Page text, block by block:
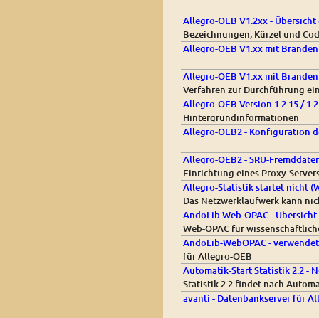
Allegro-OEB V1.2xx -
Bezeichnungen, Kürzel und
Allegro-OEB V1.xx mit
Allegro-OEB V1.xx mit
Verfahren zur Durchführung
Allegro-OEB Version 1.2.15 /
Hintergrundinformationen
Allegro-OEB2 - Konfiguration
Allegro-OEB2 - SRU-
Einrichtung eines Proxy-
Allegro-Statistik startet nicht
Das Netzwerklaufwerk kann
AndoLib Web-OPAC -
Web-OPAC für
AndoLib-WebOPAC -
für Allegro-OEB
Automatik-Start Statistik 2.2 -
Statistik 2.2 findet nach
avanti - Datenbankserver für